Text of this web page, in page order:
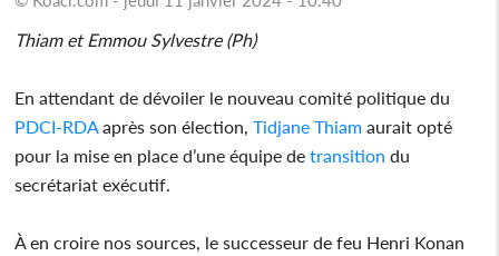
Thiam et Emmou Sylvestre (Ph)
En attendant de dévoiler le nouveau comité politique du
PDCI-RDA après son élection,Tidjane Thiam aurait opté
pour la mise en place d’une équipe detransition du
secrétariat exécutif.
À en croire nos sources, le successeur de feu Henri Konan